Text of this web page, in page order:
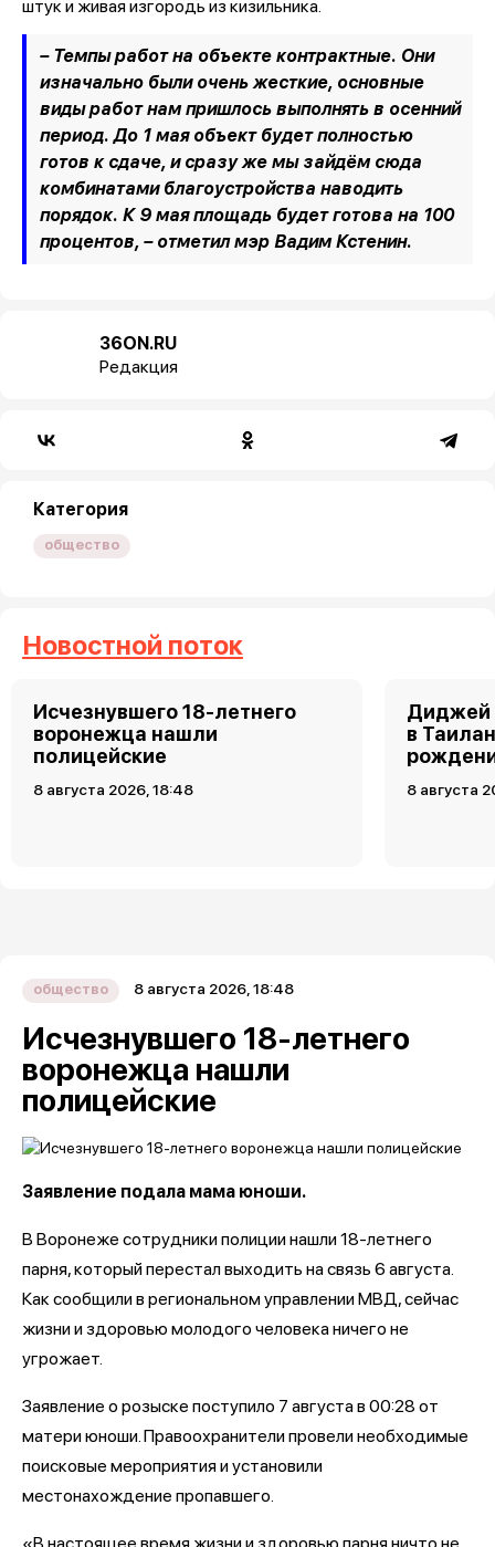
штук и живая изгородь из кизильника.
– Темпы работ на объекте контрактные. Они
изначально были очень жесткие, основные
виды работ нам пришлось выполнять в осенний
период. До 1 мая объект будет полностью
готов к сдаче, и сразу же мы зайдём сюда
комбинатами благоустройства наводить
порядок. К 9 мая площадь будет готова на 100
процентов, – отметил мэр Вадим Кстенин.
36ON.RU
Редакция
Категория
общество
Новостной поток
Исчезнувшего 18-летнего
воронежца нашли
полицейские
8 августа 2026, 18:48
Диджей
в
8 августа
общество 8 августа 2026, 18:48
Исчезнувшего 18-летнего
воронежца нашли
полицейские
Заявление подала мама юноши.
В Воронеже сотрудники полиции нашли 18-летнего
парня, который перестал выходить на связь 6 августа.
Как сообщили в региональном управлении МВД, сейчас
жизни и здоровью молодого человека ничего не
угрожает.
Заявление о розыске поступило 7 августа в 00:28 от
матери юноши. Правоохранители провели необходимые
поисковые мероприятия и установили
местонахождение пропавшего.